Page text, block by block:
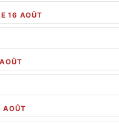
16 AOÛT
AOÛT